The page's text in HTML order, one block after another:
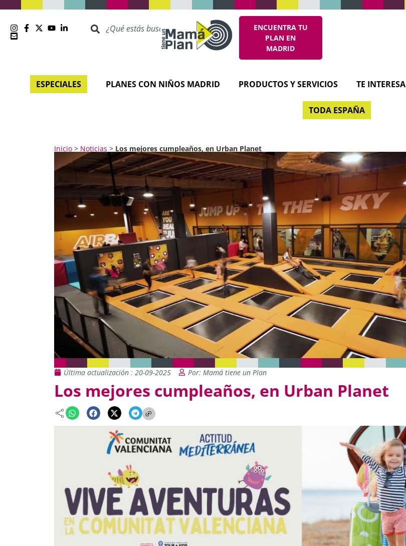
ENCUENTRA TU
PLAN EN
MADRID
ESPECIALES PLANES CON NIÑOS MADRID PRODUCTOS Y SERVICIOS TE INTERESA
TODA ESPAÑA
Inicio> Noticias > Los mejores cumpleaños, en Urban Planet
Última actualización : 20-09-2025 Por: Mamá tiene un Plan
Los mejores cumpleaños, en Urban Planet